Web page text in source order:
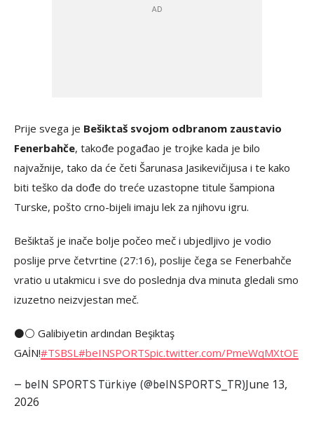
Prije svega je Bešiktaš svojom odbranom zaustavio
Fenerbahče, takođe pogađao je trojke kada je bilo
najvažnije, tako da će četi Šarunasa Jasikevičijusa i te kako
biti teško da dođe do treće uzastopne titule šampiona
Turske, pošto crno-bijeli imaju lek za njihovu igru.
Bešiktaš je inače bolje počeo meč i ubjedljivo je vodio
poslije prve četvrtine (27:16), poslije čega se Fenerbahče
vratio u utakmicu i sve do poslednja dva minuta gledali smo
izuzetno neizvjestan meč.
⚫️⚪️ Galibiyetin ardından Beşiktaş
GAİN!#TSBSL #beINSPORTSpic.twitter.com/PmeWqMXtOE
— beIN SPORTS Türkiye (@beINSPORTS_TR)June 13,
2026